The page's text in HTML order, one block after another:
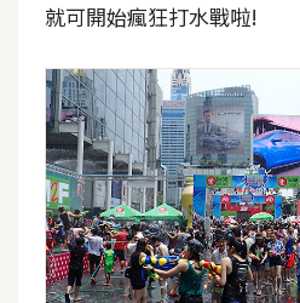
開
箱
梅
開
發
就可開始瘋狂打水戰啦!